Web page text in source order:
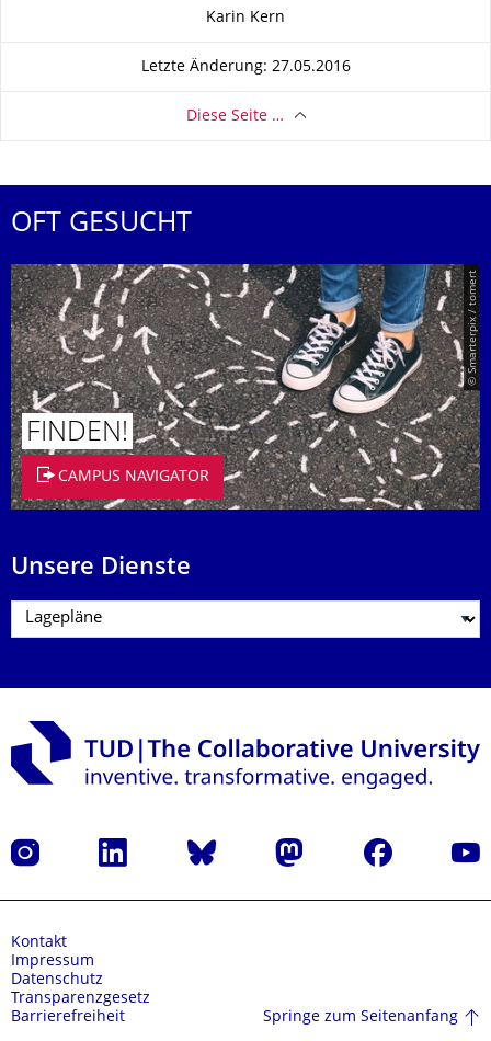
Karin Kern
Letzte Änderung: 27.05.2016
Diese Seite …
OFT GESUCHT
© Smarterpix / tomert
FINDEN!
CAMPUS NAVIGATOR
Unsere Dienste
Instagram LinkedIn Bluesky Mastodon Facebook
Kontakt
Impressum
Datenschutz
Transparenzgesetz
Barrierefreiheit
Springe zum Seitenanfang